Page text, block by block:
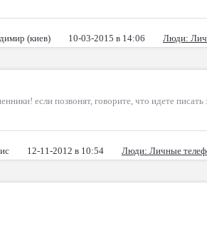
(киев) 10-03-2015 в 14:06 Люди:
если позвонят, говорите, что идете писать
12-11-2012 в 10:54 Люди: Личные